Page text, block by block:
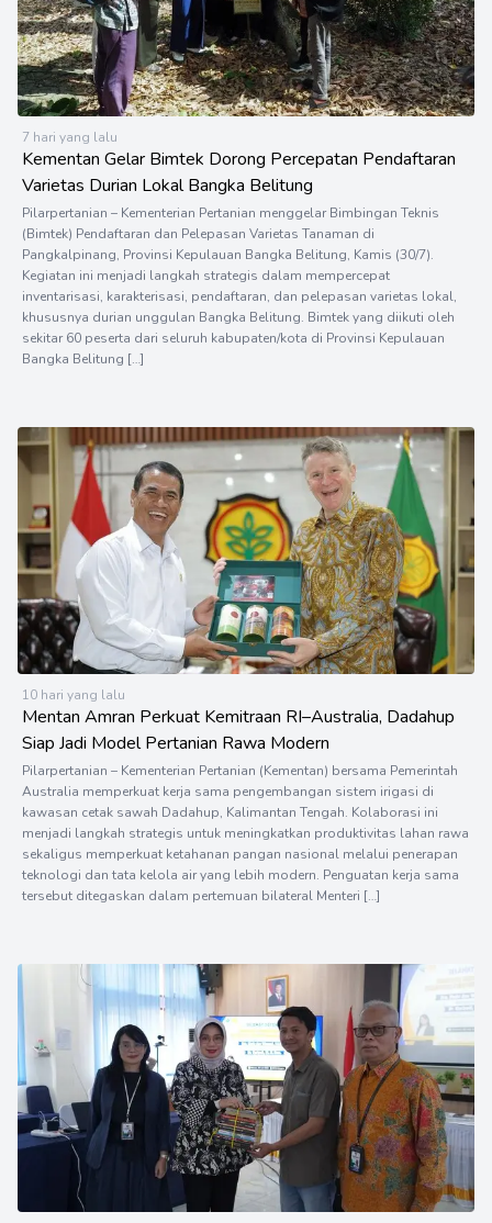
7 hari yang lalu
Kementan Gelar Bimtek Dorong Percepatan Pendaftaran
Varietas Durian Lokal Bangka Belitung
Pilarpertanian – Kementerian Pertanian menggelar Bimbingan Teknis
(Bimtek) Pendaftaran dan Pelepasan Varietas Tanaman di
Pangkalpinang, Provinsi Kepulauan Bangka Belitung, Kamis (30/7).
Kegiatan ini menjadi langkah strategis dalam mempercepat
inventarisasi, karakterisasi, pendaftaran, dan pelepasan varietas lokal,
khususnya durian unggulan Bangka Belitung. Bimtek yang diikuti oleh
sekitar 60 peserta dari seluruh kabupaten/kota di Provinsi Kepulauan
Bangka Belitung […]
10 hari yang lalu
Mentan Amran Perkuat Kemitraan RI–Australia, Dadahup
Siap Jadi Model Pertanian Rawa Modern
Pilarpertanian – Kementerian Pertanian (Kementan) bersama Pemerintah
Australia memperkuat kerja sama pengembangan sistem irigasi di
kawasan cetak sawah Dadahup, Kalimantan Tengah. Kolaborasi ini
menjadi langkah strategis untuk meningkatkan produktivitas lahan rawa
sekaligus memperkuat ketahanan pangan nasional melalui penerapan
teknologi dan tata kelola air yang lebih modern. Penguatan kerja sama
tersebut ditegaskan dalam pertemuan bilateral Menteri […]